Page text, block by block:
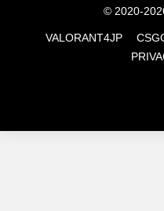
© 2020-
VALORANT4JP